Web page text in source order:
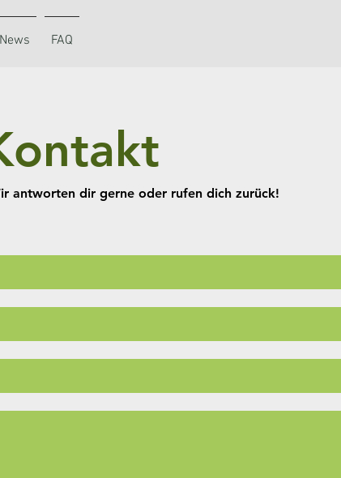
News FAQ
antworten dir gerne oder rufen dich zurück!
antworten dir gerne oder rufen dich zurück!